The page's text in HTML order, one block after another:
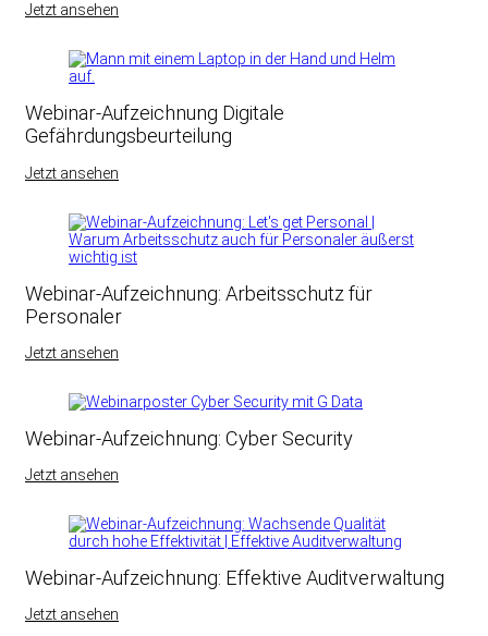
Jetzt ansehen
Webinar-Aufzeichnung Digitale
Gefährdungsbeurteilung
Jetzt ansehen
Webinar-Aufzeichnung: Arbeitsschutz für
Personaler
Jetzt ansehen
Webinar-Aufzeichnung: Cyber Security
Jetzt ansehen
Webinar-Aufzeichnung: Effektive Auditverwaltung
Jetzt ansehen